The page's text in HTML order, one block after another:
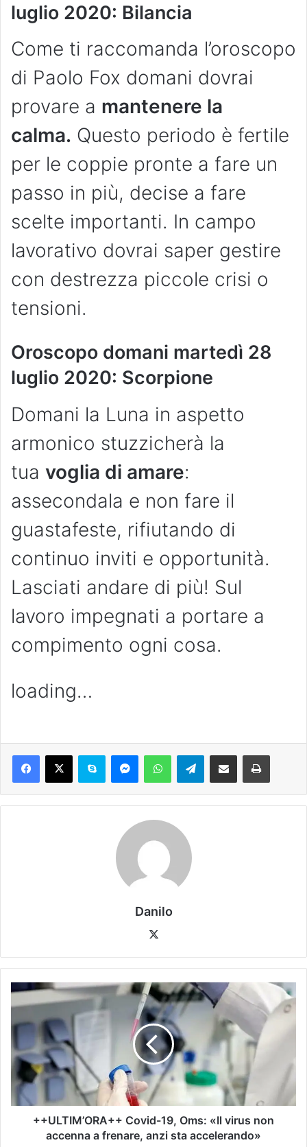
luglio 2020: Bilancia
Come ti raccomanda l’oroscopo
di Paolo Fox domani dovrai
provare a mantenere la
calma. Questo periodo è fertile
per le coppie pronte a fare un
passo in più, decise a fare
scelte importanti. In campo
lavorativo dovrai saper gestire
con destrezza piccole crisi o
tensioni.
Oroscopo domani martedì 28
luglio 2020: Scorpione
Domani la Luna in aspetto
armonico stuzzicherà la
tua voglia di amare:
assecondala e non fare il
guastafeste, rifiutando di
continuo inviti e opportunità.
Lasciati andare di più! Sul
lavoro impegnati a portare a
compimento ogni cosa.
loading…
Danilo
++ULTIM’ORA++ Covid-19, Oms: «Il virus non
accenna a frenare, anzi sta accelerando»